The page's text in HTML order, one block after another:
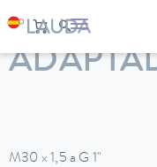
LAUDA Equipos de
M30 x 1,5 a G 1"